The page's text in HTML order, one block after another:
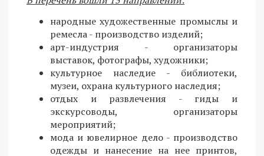
народные художественные промыслы и
ремесла - производство изделий;
арт-индустрия - организаторы
выставок, фотографы, художники;
культурное наследие - библиотеки,
музеи, охрана культурного наследия;
отдых и развлечения - гиды и
экскурсоводы, организаторы
мероприятий;
мода и ювелирное дело - производство
одежды и нанесение на нее принтов,